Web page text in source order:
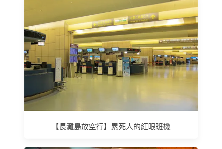
【長灘島放空行】累死人的紅眼班機